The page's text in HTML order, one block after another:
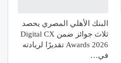
البنك الأهلي المصري يحصد
ثلاث جوائز ضمن Digital CX
Awards 2026 تقديرًا لريادته
في…